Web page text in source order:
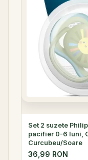
Set 2 suzete
pacifier 0-6 luni,
Curcubeu/Soare
36,99 RON